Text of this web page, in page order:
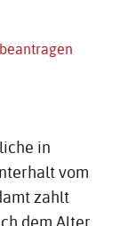
in
vom
zahlt